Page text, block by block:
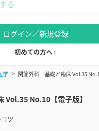
ログイン／新規登録
初めての方へ
学 関節外科 基礎と臨床 Vol.35
No.10【電子版】
ツ